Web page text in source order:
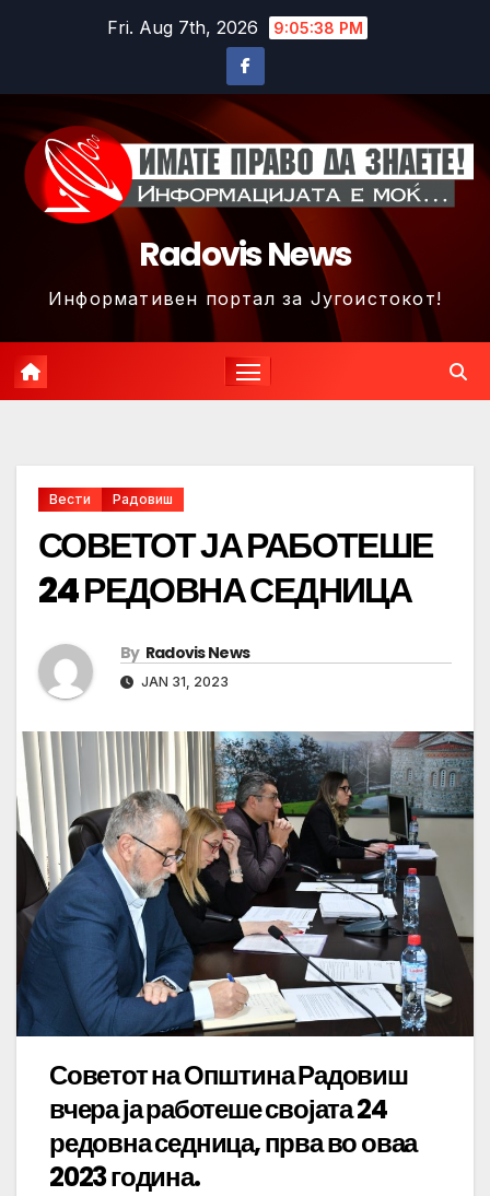
Fri. Aug 7th, 2026 9:05:40 PM
Radovis News
Информативен портал за Југоистокот!
Вести Радовиш
СОВЕТОТ ЈА РАБОТЕШЕ
24 РЕДОВНА СЕДНИЦА
By Radovis News
JAN 31, 2023
Советот на Општина Радовиш
вчера ја работеше својата 24
редовна седница, прва во оваа
2023 година.